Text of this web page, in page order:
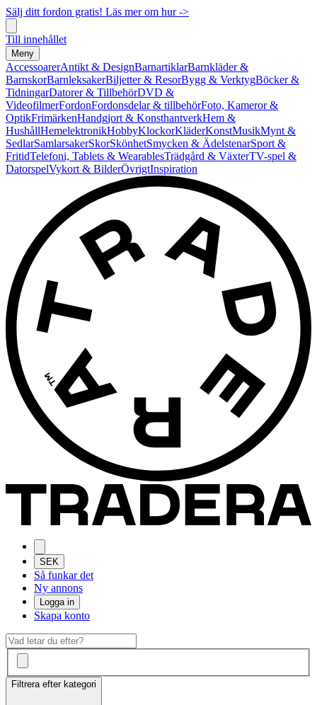
Sälj ditt fordon gratis! Läs mer om hur ->
Till innehållet
Meny
AccessoarerAntikt & DesignBarnartiklarBarnkläder &
BarnskorBarnleksakerBiljetter & ResorBygg & VerktygBöcker &
TidningarDatorer & TillbehörDVD &
VideofilmerFordonFordonsdelar & tillbehörFoto, Kameror &
OptikFrimärkenHandgjort & KonsthantverkHem &
HushållHemelektronikHobbyKlockorKläderKonstMusikMynt &
SedlarSamlarsakerSkorSkönhetSmycken & ÄdelstenarSport &
FritidTelefoni, Tablets & WearablesTrädgård & VäxterTV-spel &
DatorspelVykort & BilderÖvrigtInspiration
SEK
Så funkar det
Ny annons
Logga in
Skapa konto
Filtrera efter kategori